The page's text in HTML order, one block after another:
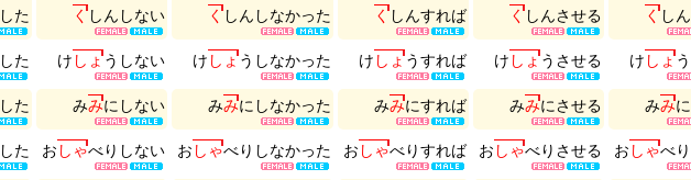
した くし ん しない くし ん しなかった くし んすれば くし んさせる くし ん
した け し ょう しない け し ょう しなかった け し ょうすれば け し ょう させる け し ょう
した みみに しない みみに しなかった みみにすれば みみにさせる みみに
した お し ゃべり しない お し ゃべり しなかった お し ゃべりすれば お し ゃべり させる お し ゃべり